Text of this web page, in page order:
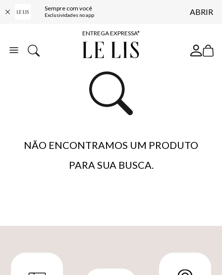
Sempre com você
Exclusividades no app ABRIR
COMPRE ONLINE E RETIRE EM LOJA*
ENTREGA EXPRESSA*
FRETE GRÁTIS*
10% OFF NA PRIMEIRA COMPRA*
NÃO ENCONTRAMOS UM PRODUTO
PARA SUA BUSCA.